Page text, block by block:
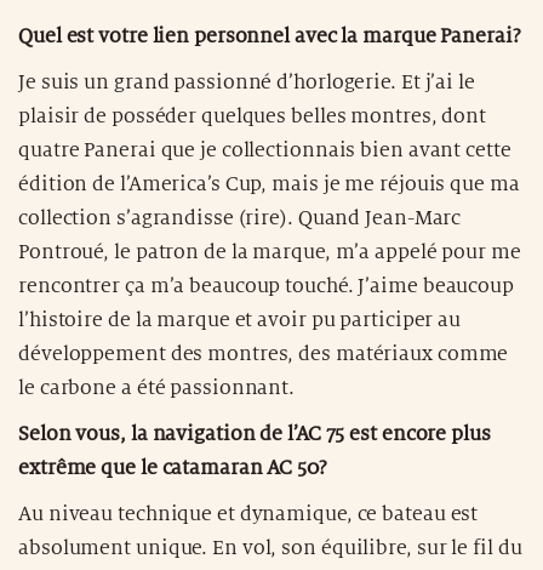
Quel est votre lien personnel avec la marque Panerai?
Je suis un grand passionné d’horlogerie. Et j’ai le
plaisir de posséder quelques belles montres, dont
quatre Panerai que je collectionnais bien avant cette
édition de l’America’s Cup, mais je me réjouis que ma
collection s’agrandisse (rire). Quand Jean-Marc
Pontroué, le patron de la marque, m’a appelé pour me
rencontrer ça m’a beaucoup touché. J’aime beaucoup
l’histoire de la marque et avoir pu participer au
développement des montres, des matériaux comme
le carbone a été passionnant.
Selon vous, la navigation de l’AC 75 est encore plus
extrême que le catamaran AC 50?
Au niveau technique et dynamique, ce bateau est
absolument unique. En vol, son équilibre, sur le fil du